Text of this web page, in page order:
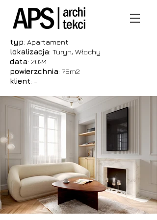
typ: Apartament
lokalizacja: Turyn, Włochy
data: 2024
powierzchnia: 75m2
klient: -